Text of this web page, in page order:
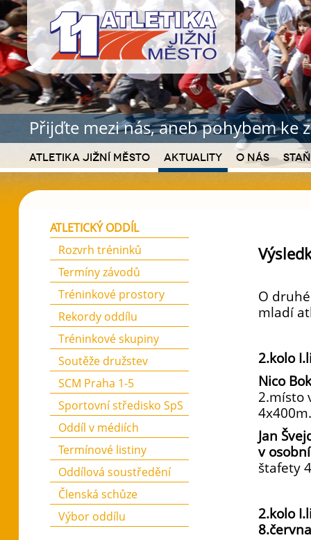
Přijďte mezi nás, aneb pohybem ke
Atletika Jižní Město Aktuality O nás
O
mladí
2.kolo
Nico
2.místo
4x400m.
Jan
v
štafety
2.kolo
8.června
ATLETICKÝ ODDÍL
Rozvrh tréninků
Termíny závodů
Tréninkové prostory
Rekordy oddílu
Tréninkové skupiny
Soutěže družstev
SCM Praha 1-5
Sportovní středisko SpS
Oddíl v médiích
Termínové listiny
Oddílová soustředění
Členská schůze
Výbor oddílu